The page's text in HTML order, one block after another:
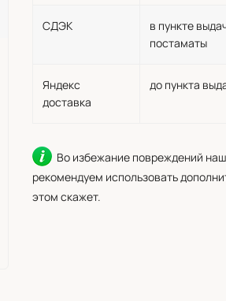
СДЭК
в пункте
постаматы
Яндекс
доставка
до пункта
Во избежание повреждений
рекомендуем использовать
этом скажет.